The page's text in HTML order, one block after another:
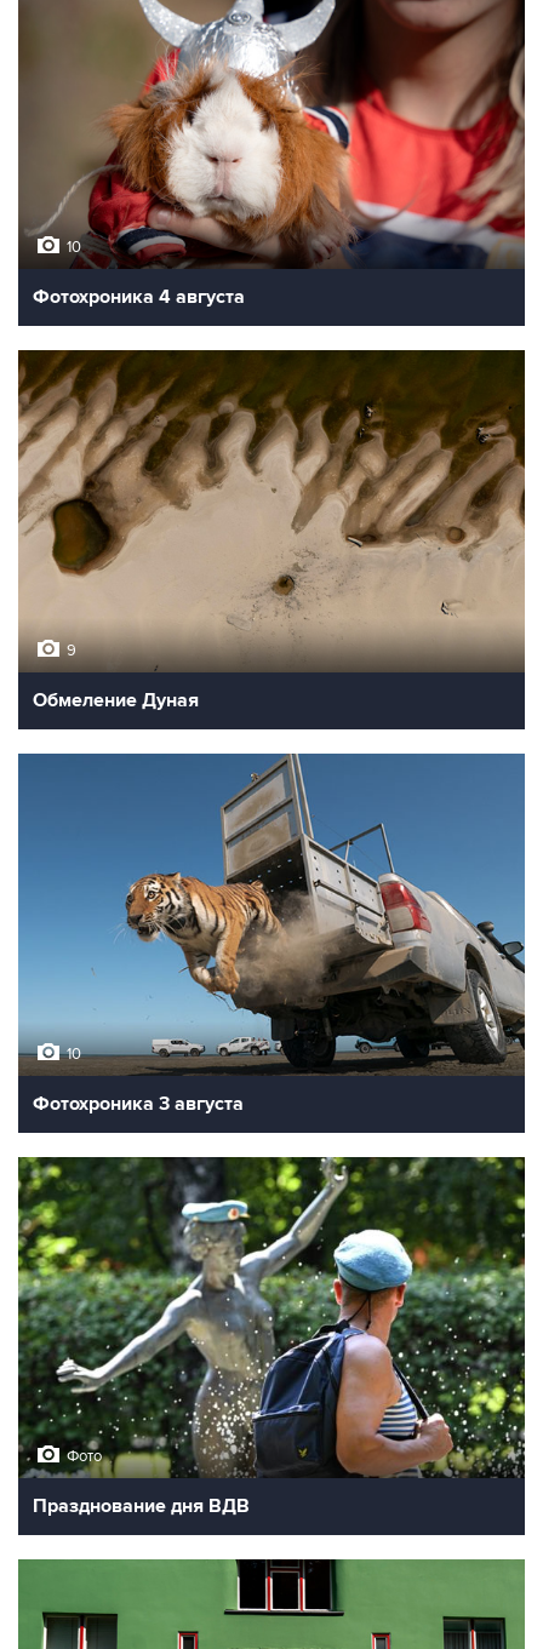
10
Фотохроника 4 августа
9
Обмеление Дуная
10
Фотохроника 3 августа
Фото
Празднование дня ВДВ